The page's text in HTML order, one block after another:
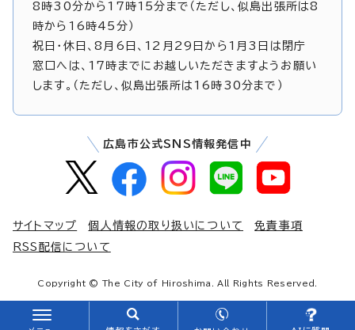
8時30分から17時15分まで（ただし、似島出張所は8
時から16時45分）
祝日・休日、8月6日、12月29日から1月3日は閉庁
窓口へは、17時までにお越しいただきますようお願い
します。（ただし、似島出張所は16時30分まで）
広島市公式SNS情報発信中
サイトマップ 個人情報の取り扱いについて
免責事項
RSS配信について
Copyright © The City of Hiroshima. All Rights Reserved.